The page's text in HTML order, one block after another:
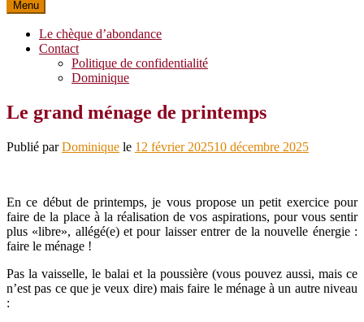
Menu
Le chèque d’abondance
Contact
Politique de confidentialité
Dominique
Le grand ménage de printemps
Publié parDominique le 12 février 202510 décembre 2025
En ce début de printemps, je vous propose un petit exercice pour
faire de la place à la réalisation de vos aspirations, pour vous sentir
plus «libre», allégé(e) et pour laisser entrer de la nouvelle énergie :
faire le ménage !
Pas la vaisselle, le balai et la poussière (vous pouvez aussi, mais ce
n’est pas ce que je veux dire) mais faire le ménage à un autre niveau
: